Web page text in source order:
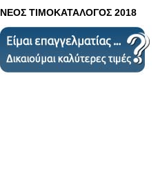
ΝΕΟΣ ΤΙΜΟΚΑΤΑΛΟΓΟΣ 2018